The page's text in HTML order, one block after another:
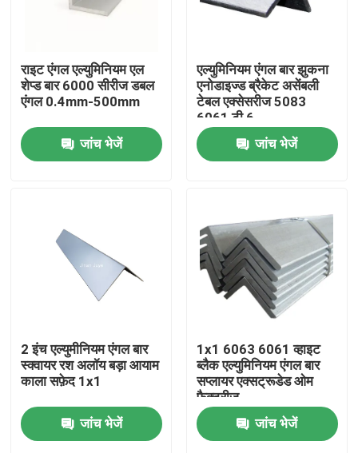
हमारे बारे में
फैक्टरी यात्रा
राइट एंगल एल्युमिनियम एल
शेप्ड बार 6000 सीरीज डबल
एंगल 0.4mm-500mm
जांच भेजें
एल्युमिनियम एंगल बार झुकना
एनोडाइज्ड ब्रैकेट असेंबली
टेबल एक्सेसरीज 5083
6061 टी 6
जांच भेजें
2 इंच एल्युमीनियम एंगल बार
स्क्वायर रश अलॉय बड़ा आयाम
काला सफ़ेद 1x1
जांच भेजें
1x1 6063 6061 व्हाइट
ब्लैक एल्युमिनियम एंगल बार
सप्लायर एक्सट्रूडेड ओम
फैक्ट्रीज
जांच भेजें